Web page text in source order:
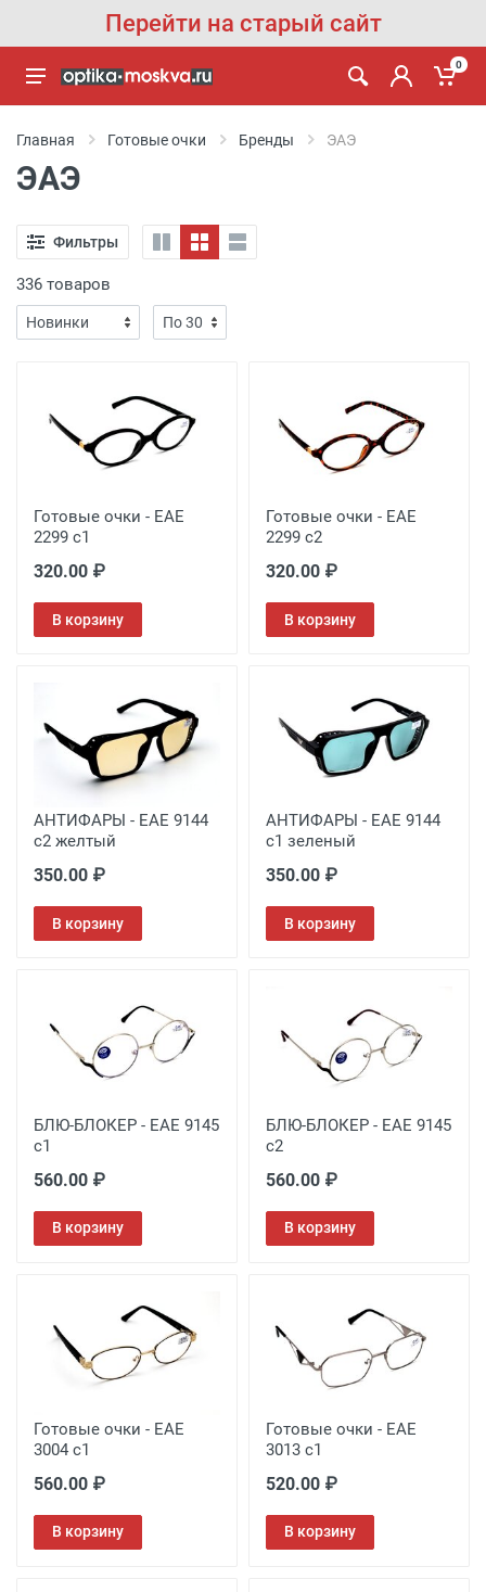
Перейти на старый сайт
0
Главная Готовые очки Бренды ЭАЭ
ЭАЭ
Фильтры
336 товаров
Готовые очки - EAE
2299 с1
320.00 ₽
В корзину
Готовые очки - EAE
2299 с2
320.00 ₽
В корзину
АНТИФАРЫ - EAE 9144
с2 желтый
350.00 ₽
В корзину
АНТИФАРЫ - EAE 9144
с1 зеленый
350.00 ₽
В корзину
БЛЮ-БЛОКЕР - EAE 9145
с1
560.00 ₽
В корзину
БЛЮ-БЛОКЕР - EAE 9145
с2
560.00 ₽
В корзину
Готовые очки - EAE
3004 с1
560.00 ₽
В корзину
Готовые очки - EAE
3013 с1
520.00 ₽
В корзину